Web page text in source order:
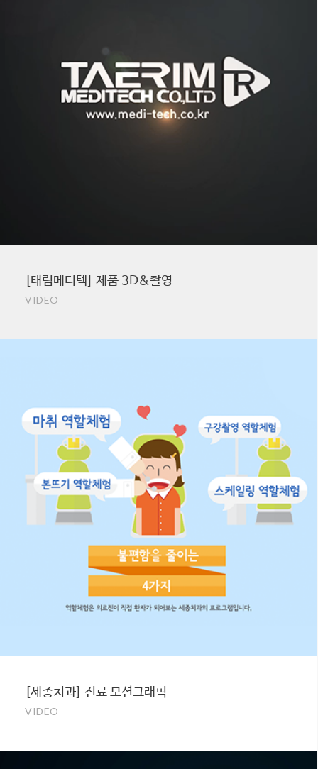
[태림메디텍] 제품 3D&촬영
VIDEO
[세종치과] 진료 모션그래픽
VIDEO